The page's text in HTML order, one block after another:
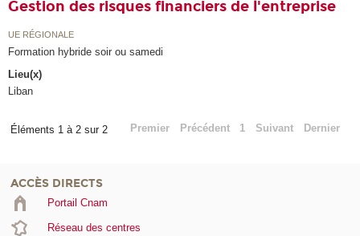
Gestion des risques financiers de l'entreprise
UE RÉGIONALE
Formation hybride soir ou samedi
Lieu(x)
Liban
Éléments 1 à 2 sur 2 Premier Précédent 1 Suivant Dernier
ACCÈS DIRECTS
Portail Cnam
Réseau des centres